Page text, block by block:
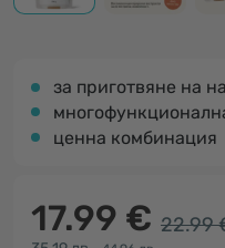
за приготвяне на
ценна комбинация
17.99 € 22.99